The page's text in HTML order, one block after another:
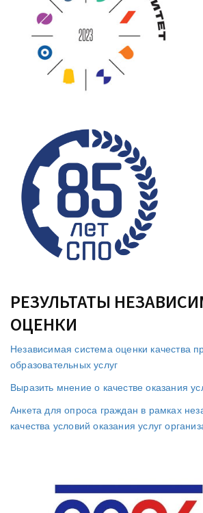
РЕЗУЛЬТАТЫ
ОЦЕНКИ
Независимая система оценки качества
образовательных услуг
Выразить мнение о качестве оказания
Анкета для опроса граждан в рамках
качества условий оказания услуг